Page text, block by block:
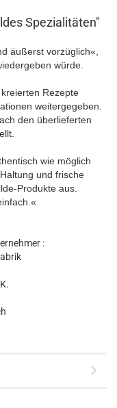
Spezialitäten"
äußerst vorzüglich«,
würde.
Rezepte
weitergegeben.
den überlieferten
wie möglich
und frische
Produkte aus.
: